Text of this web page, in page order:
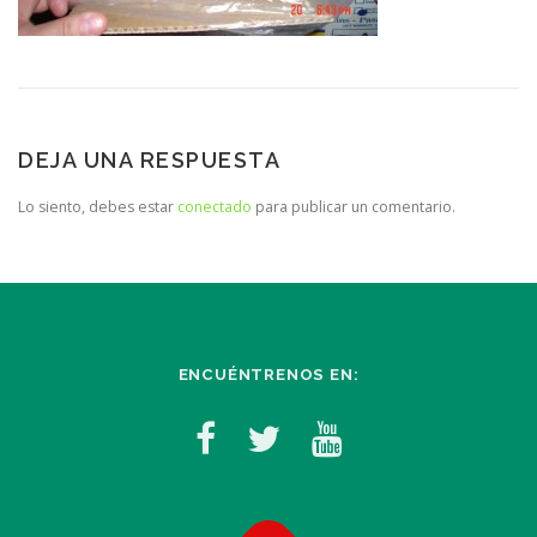
DEJA UNA RESPUESTA
Lo siento, debes estar conectado para publicar un comentario.
ENCUÉNTRENOS EN: